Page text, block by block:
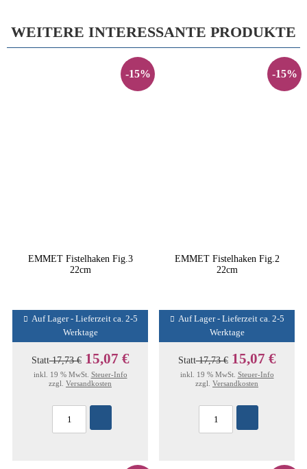
WEITERE INTERESSANTE PRODUKTE
-15%
EMMET Fistelhaken Fig.3
22cm
Auf Lager - Lieferzeit ca. 2-5
Werktage
Statt17,73 € 15,07 €
inkl. 19 % MwSt. Steuer-Info
zzgl. Versandkosten
-15%
EMMET Fistelhaken Fig.2
22cm
Auf Lager - Lieferzeit ca. 2-5
Werktage
Statt17,73 € 15,07 €
inkl. 19 % MwSt. Steuer-Info
zzgl. Versandkosten